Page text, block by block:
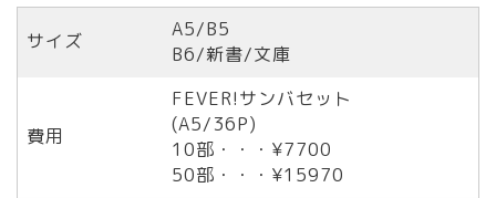
サイズ
A5/B5
B6/新書/文庫
費用
FEVER!サンバセット
(A5/36P)
10部・・・¥7700
50部・・・¥15970